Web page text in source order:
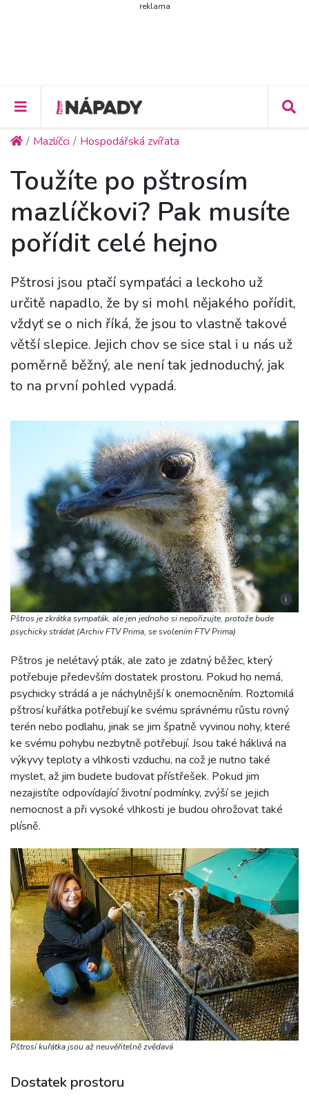
reklama
Mazlíčci Hospodářská zvířata
Toužíte po pštrosím
mazlíčkovi? Pak musíte
pořídit celé hejno
Pštrosi jsou ptačí sympaťáci a leckoho už
určitě napadlo, že by si mohl nějakého pořídit,
vždyť se o nich říká, že jsou to vlastně takové
větší slepice. Jejich chov se sice stal i u nás už
poměrně běžný, ale není tak jednoduchý, jak
to na první pohled vypadá.
i
Pštros je zkrátka sympaťák, ale jen jednoho si nepořizujte, protože bude
psychicky strádat (Archiv FTV Prima, se svolením FTV Prima)
Pštros je nelétavý pták, ale zato je zdatný běžec, který
potřebuje především dostatek prostoru. Pokud ho nemá,
psychicky strádá a je náchylnější k onemocněním. Roztomilá
pštrosí kuřátka potřebují ke svému správnému růstu rovný
terén nebo podlahu, jinak se jim špatně vyvinou nohy, které
ke svému pohybu nezbytně potřebují. Jsou také háklivá na
výkyvy teploty a vlhkosti vzduchu, na což je nutno také
myslet, až jim budete budovat přístřešek. Pokud jim
nezajistíte odpovídající životní podmínky, zvýší se jejich
nemocnost a při vysoké vlhkosti je budou ohrožovat také
plísně.
i
Pštrosí kuřátka jsou až neuvěřitelně zvědavá
Dostatek prostoru